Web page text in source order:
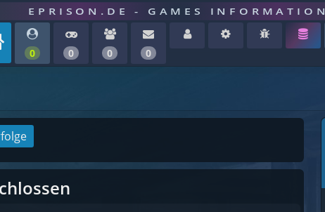
EPRISON.DE - GAMES INFORMATION
0 0 0 0